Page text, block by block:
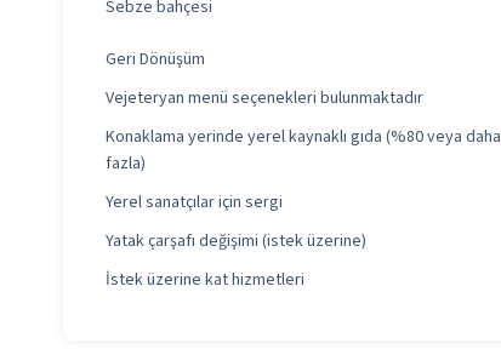
Sebze bahçesi
Geri Dönüşüm
Vejeteryan menü seçenekleri bulunmaktadır
Konaklama yerinde yerel kaynaklı gıda (%80 veya daha
fazla)
Yerel sanatçılar için sergi
Yatak çarşafı değişimi (istek üzerine)
İstek üzerine kat hizmetleri